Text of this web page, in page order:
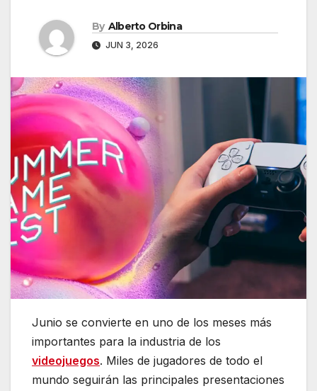
By Alberto Orbina
JUN 3, 2026
Junio se convierte en uno de los meses más
importantes para la industria de los
videojuegos. Miles de jugadores de todo el
mundo seguirán las principales presentaciones